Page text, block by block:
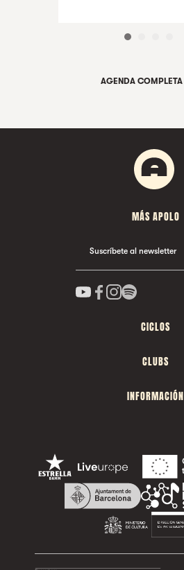
AGENDA COMPLETA
MÁS APOLO
Suscríbete al newsletter
CICLOS
CLUBS
INFORMACIÓN